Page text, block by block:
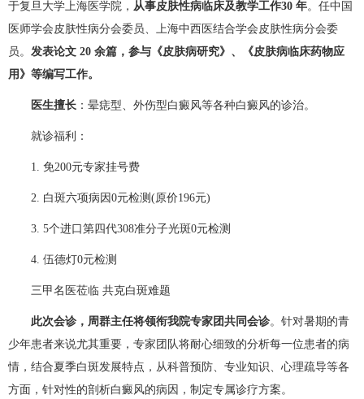
于复旦大学上海医学院， 从事皮肤性病临床及教学工作30 年。任中国
医师学会皮肤性病分会委员、上海中西医结合学会皮肤性病分会委
员。 发表论文 20 余篇，参与《皮肤病研究》、《皮肤病临床药物应
用》等编写工作。
医生擅长 ：晕痣型、外伤型白癜风等各种白癜风的诊治。
就诊福利：
1. 免200元专家挂号费
2. 白斑六项病因0元检测(原价196元)
3. 5个进口第四代308准分子光斑0元检测
4. 伍德灯0元检测
三甲名医莅临 共克白斑难题
此次会诊，周群主任将领衔我院专家团共同会诊。针对暑期的青
少年患者来说尤其重要，专家团队将耐心细致的分析每一位患者的病
情，结合夏季白斑发展特点，从科普预防、专业知识、心理疏导等各
方面，针对性的剖析白癜风的病因，制定专属诊疗方案。